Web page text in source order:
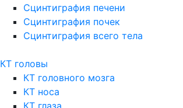
Сцинтиграфия печени
Сцинтиграфия почек
Сцинтиграфия всего тела
КТ головы
КТ головного мозга
КТ носа
КТ глаза